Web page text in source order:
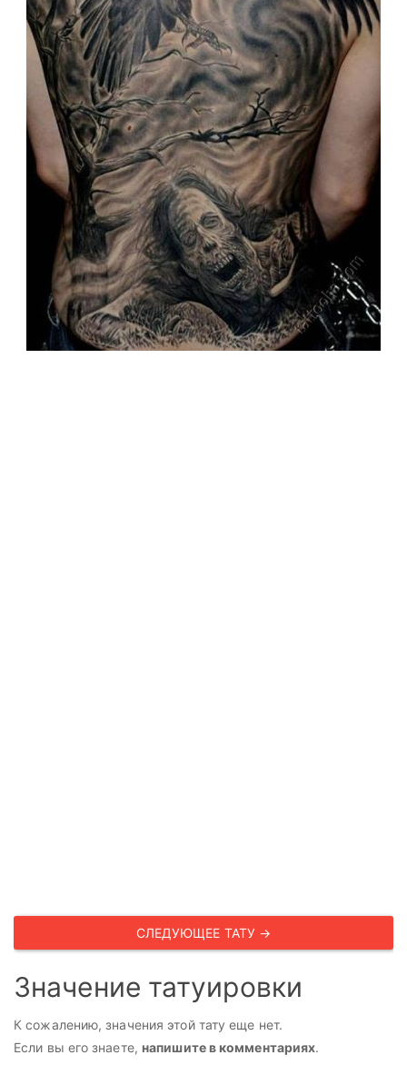
СЛЕДУЮЩЕЕ ТАТУ →
Значение татуировки
К сожалению, значения этой тату еще нет.
Если вы его знаете, напишите в комментариях.